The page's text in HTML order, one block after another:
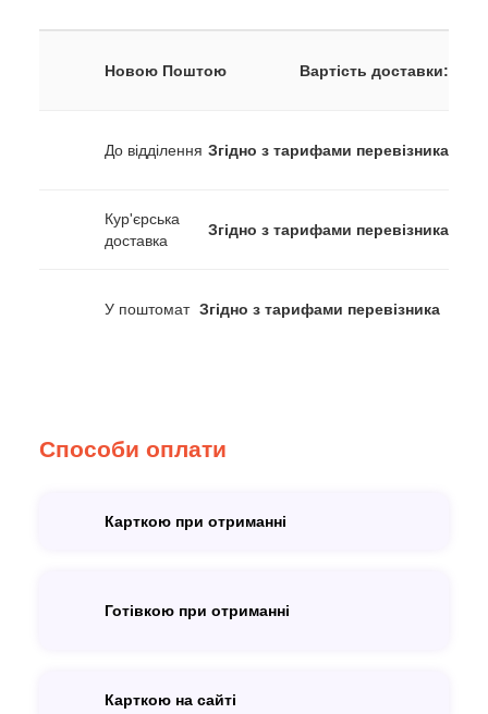
Новою Поштою Вартість доставки:
До відділення Згідно з тарифами перевізника
Кур'єрська
доставка
Згідно з тарифами перевізника
У поштомат Згідно з тарифами перевізника
Способи оплати
Карткою при отриманні
Готівкою при отриманні
Карткою на сайті